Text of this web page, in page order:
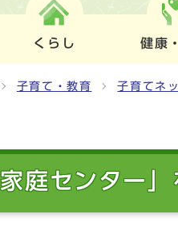
くらし 健康
子育て・教育 子育てネ
家庭センター